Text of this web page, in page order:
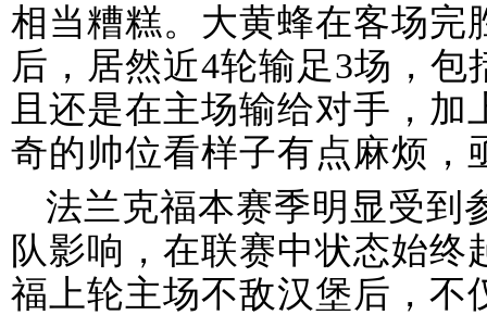
相当糟糕。大黄蜂在客场完
后，居然近4轮输足3场，
且还是在主场输给对手，加
奇的帅位看样子有点麻烦，
法兰克福本赛季明显受到
队影响，在联赛中状态始
福上轮主场不敌汉堡后，不